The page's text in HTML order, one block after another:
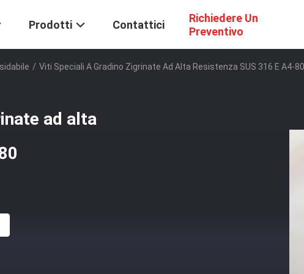
Prodotti Contattici
Richiedere Un
Preventivo
/ Viti Speciali A Gradino Zigrinate Ad Alta Resistenza SUS 316 E A4-80
ad alta